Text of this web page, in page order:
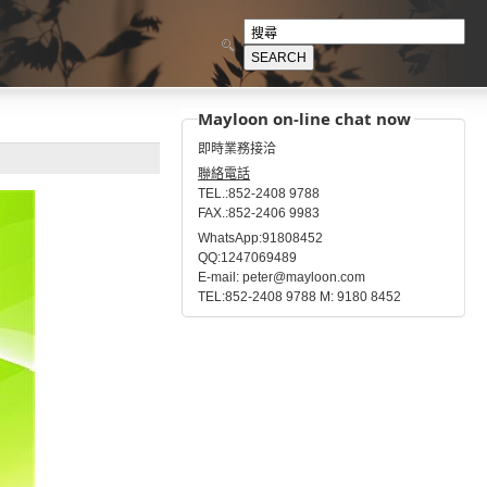
Mayloon on-line chat now
即時業務接洽
聯絡電話
TEL.:852-2408 9788
FAX.:852-2406 9983
WhatsApp:91808452
QQ:1247069489
E-mail: peter@mayloon.com
TEL:852-2408 9788 M: 9180 8452